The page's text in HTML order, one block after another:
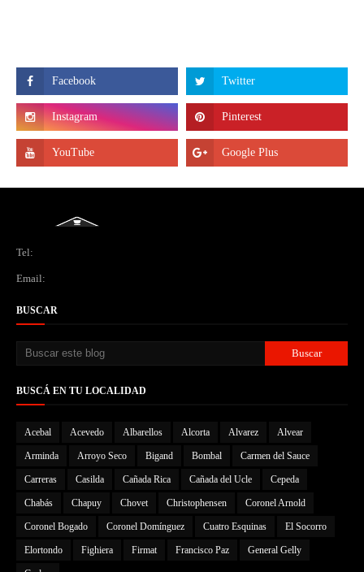
Tel:
Email:
BUSCAR
BUSCÁ EN TU LOCALIDAD
Acebal Acevedo Albarellos Alcorta Alvarez Alvear
Arminda Arroyo Seco Bigand Bombal Carmen del Sauce
Carreras Casilda Cañada Rica Cañada del Ucle Cepeda
Chabás Chapuy Chovet Christophensen Coronel Arnold
Coronel Bogado Coronel Domínguez Cuatro Esquinas El Socorro
Elortondo Fighiera Firmat Francisco Paz General Gelly